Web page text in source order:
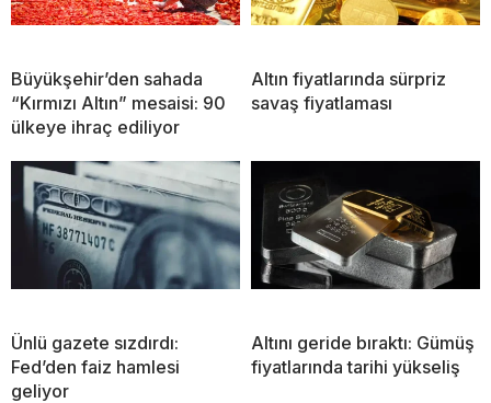
Büyükşehir’den sahada
“Kırmızı Altın” mesaisi: 90
ülkeye ihraç ediliyor
Altın fiyatlarında sürpriz
savaş fiyatlaması
Ünlü gazete sızdırdı:
Fed’den faiz hamlesi
geliyor
Altını geride bıraktı: Gümüş
fiyatlarında tarihi yükseliş